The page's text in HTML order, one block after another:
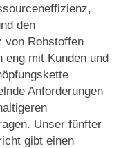
den
von Rohstoffen
mit Kunden und
Anforderungen
Unser fünfter
gibt einen